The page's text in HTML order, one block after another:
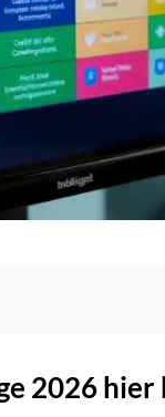
2026 hier